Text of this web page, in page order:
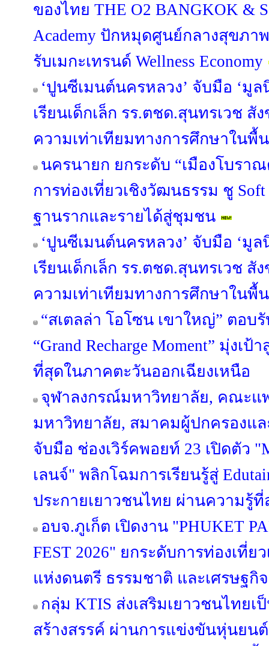
ของไทย THE O2 BANGKOK &
Academy ปักหมุดศูนย์กลางสุขภา
รับเมกะเทรนด์ Wellness Economy
‘ปูนซีเมนต์นครหลวง’ จับมือ ‘มู
เรียนเด็กเล็ก รร.ตชด.สุนทรเวช สั
ความเท่าเทียมทางการศึกษาในพื้
นครนายก ยกระดับ “เมืองโบรา
การท่องเที่ยวเชิงวัฒนธรรม ชู Soft
ฐานรากและรายได้สู่ชุมชน
‘ปูนซีเมนต์นครหลวง’ จับมือ ‘มู
เรียนเด็กเล็ก รร.ตชด.สุนทรเวช สั
ความเท่าเทียมทางการศึกษาในพื้
“สเตลล่า โอโซน เขาใหญ่” ตอบ
“Grand Recharge Moment” มุ่งเป้
ที่สุดในภาคตะวันออกเฉียงเหนือ
จุฬาลงกรณ์มหาวิทยาลัย, คณะแ
มหาวิทยาลัย, สมาคมผู้ปกครองแล
จับมือ ช่องเวิร์คพอยท์ 23 เปิดตัว
เลนจ์" พลิกโฉมการเรียนรู้สู่
ประกายเยาวชนไทย ผ่านความรู้ที่
อบจ.ภูเก็ต เปิดงาน "PHUKET
FEST 2026" ยกระดับการท่องเที่ย
แห่งดนตรี ธรรมชาติ และเศรษฐกิ
กลุ่ม KTIS ส่งเสริมเยาวชนไทย
สร้างสรรค์ ผ่านการแข่งขันหุ่นยน